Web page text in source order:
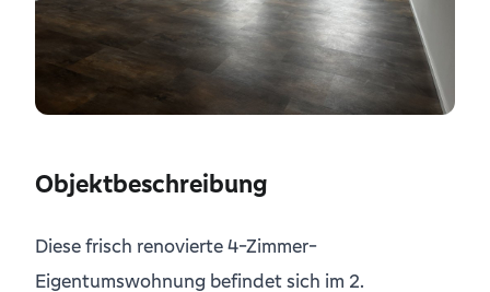
Objektbeschreibung
Diese frisch renovierte 4-Zimmer-
Eigentumswohnung befindet sich im 2.